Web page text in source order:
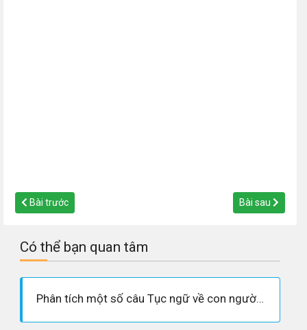
Bài trước Bài sau
Có thể bạn quan tâm
Phân tích một số câu Tục ngữ về con người và xã hội